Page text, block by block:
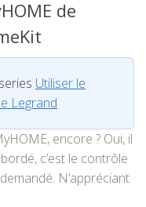
de
Utiliser le
Legrand
encore ? Oui, il
c’est le contrôle
N’appréciant